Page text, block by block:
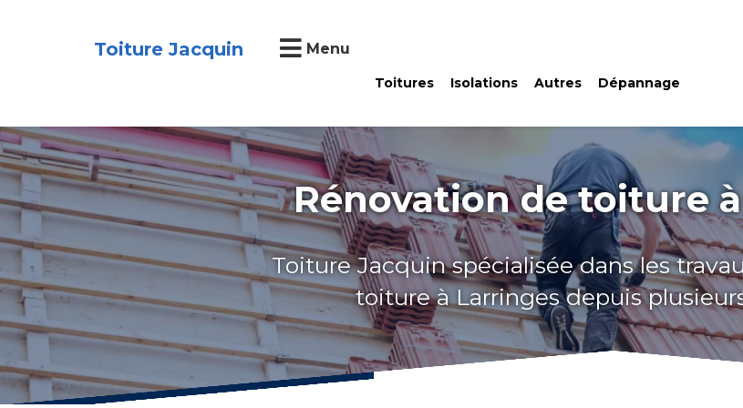
Toiture Jacquin Menu
Toitures Isolations Autres Dépannage
Rénovation de toiture
Toiture Jacquin spécialisée dans les
toiture à Larringes depuis